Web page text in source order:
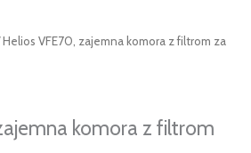
Helios VFE70, zajemna komora z filtrom za
komora z filtrom